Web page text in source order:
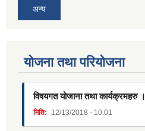
अन्य
याेजना तथा परियाेजना
विषयगत योजाना तथा कार्यक्रमहरु ।
मिति: 12/13/2018 - 10:01